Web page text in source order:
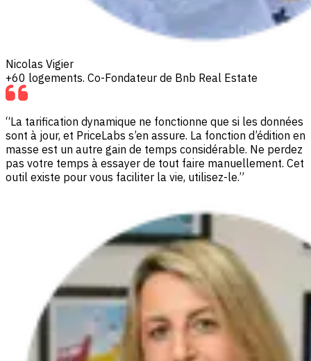
Nicolas Vigier
+60 logements. Co-Fondateur de Bnb Real Estate
“La tarification dynamique ne fonctionne que si les données
sont à jour, et PriceLabs s’en assure. La fonction d’édition en
masse est un autre gain de temps considérable. Ne perdez
pas votre temps à essayer de tout faire manuellement. Cet
outil existe pour vous faciliter la vie, utilisez-le.”